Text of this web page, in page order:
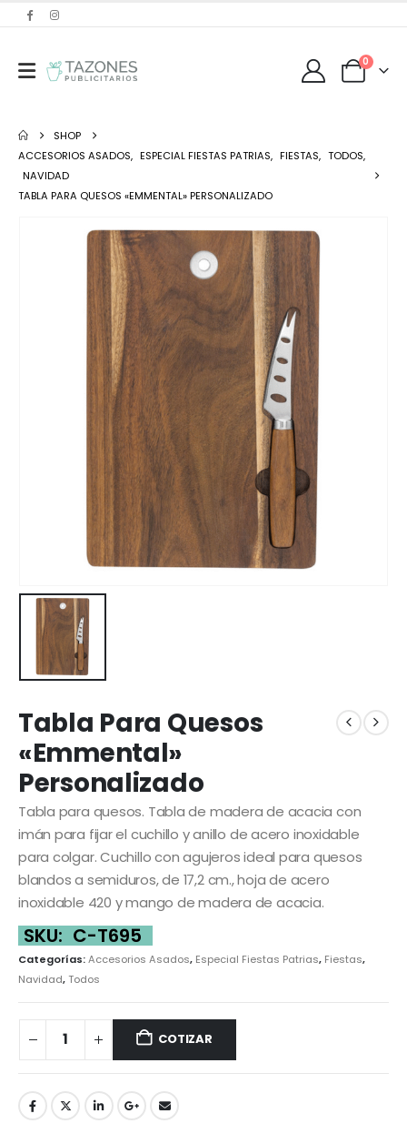
0
SHOP
ACCESORIOS ASADOS, ESPECIAL FIESTAS PATRIAS, FIESTAS, TODOS,
NAVIDAD
TABLA PARA QUESOS «EMMENTAL» PERSONALIZADO
Tabla Para Quesos
«Emmental»
Personalizado
Tabla para quesos. Tabla de madera de acacia con
imán para fijar el cuchillo y anillo de acero inoxidable
para colgar. Cuchillo con agujeros ideal para quesos
blandos a semiduros, de 17,2 cm., hoja de acero
inoxidable 420 y mango de madera de acacia.
SKU: C-T695
Categorías:Accesorios Asados, Especial Fiestas Patrias, Fiestas,
Navidad,Todos
COTIZAR